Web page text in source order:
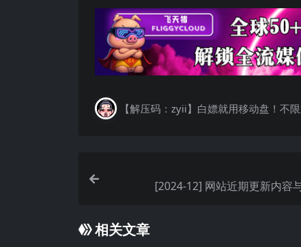
【解压码：zyii】白嫖就用移动盘！不限
[2024-12] 网站近期更新内容
相关文章